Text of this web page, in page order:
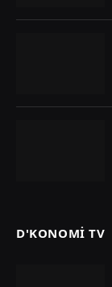
D'KONOMİ TV